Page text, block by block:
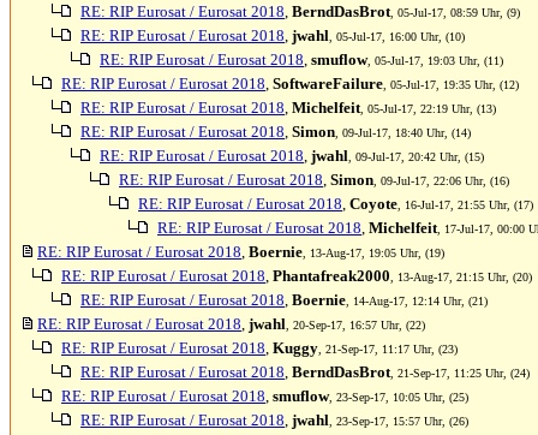
RE: RIP Eurosat / Eurosat 2018, BerndDasBrot , 05-Jul-17, 08:59 Uhr, (9)
RE: RIP Eurosat / Eurosat 2018, jwahl , 05-Jul-17, 16:00 Uhr, (10)
RE: RIP Eurosat / Eurosat 2018, smuflow, 05-Jul-17, 19:03 Uhr, (11)
RE: RIP Eurosat / Eurosat 2018, SoftwareFailure , 05-Jul-17, 19:35 Uhr, (12)
RE: RIP Eurosat / Eurosat 2018, Michelfeit , 05-Jul-17, 22:19 Uhr, (13)
RE: RIP Eurosat / Eurosat 2018, Simon , 09-Jul-17, 18:40 Uhr, (14)
RE: RIP Eurosat / Eurosat 2018, jwahl , 09-Jul-17, 20:42 Uhr, (15)
RE: RIP Eurosat / Eurosat 2018, Simon , 09-Jul-17, 22:06 Uhr, (16)
RE: RIP Eurosat / Eurosat 2018, Coyote , 16-Jul-17, 21:55 Uhr, (17)
RE: RIP Eurosat / Eurosat 2018, Michelfeit , 17-Jul-17, 00:00
RE: RIP Eurosat / Eurosat 2018, Boernie , 13-Aug-17, 19:05 Uhr, (19)
RE: RIP Eurosat / Eurosat 2018, Phantafreak2000 , 13-Aug-17, 21:15 Uhr, (20)
RE: RIP Eurosat / Eurosat 2018, Boernie , 14-Aug-17, 12:14 Uhr, (21)
RE: RIP Eurosat / Eurosat 2018, jwahl , 20-Sep-17, 16:57 Uhr, (22)
RE: RIP Eurosat / Eurosat 2018, Kuggy , 21-Sep-17, 11:17 Uhr, (23)
RE: RIP Eurosat / Eurosat 2018, BerndDasBrot , 21-Sep-17, 11:25 Uhr, (24)
RE: RIP Eurosat / Eurosat 2018, smuflow, 23-Sep-17, 10:05 Uhr, (25)
RE: RIP Eurosat / Eurosat 2018, jwahl , 23-Sep-17, 15:57 Uhr, (26)